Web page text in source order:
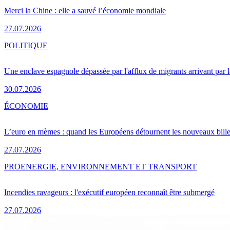
Merci la Chine : elle a sauvé l’économie mondiale
27.07.2026
Une enclave espagnole dépassée par l'afflux de migrants arrivant par
30.07.2026
POLITIQUE
L’euro en mèmes : quand les Européens détournent les nouveaux
27.07.2026
ÉCONOMIE
Incendies ravageurs : l'exécutif européen reconnaît être submergé
27.07.2026
PROENERGIE, ENVIRONNEMENT ET TRANSPORT